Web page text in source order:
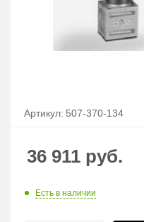
Артикул: 507-370-134
36 911 руб.
Есть в наличии